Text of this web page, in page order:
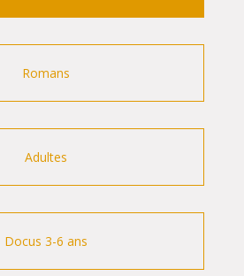
Romans
Adultes
Docus 3-6 ans